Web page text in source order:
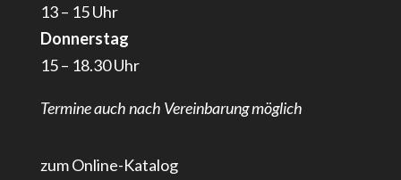
13 – 15 Uhr
Donnerstag
15 – 18.30 Uhr
Termine auch nach Vereinbarung möglich
zum Online-Katalog